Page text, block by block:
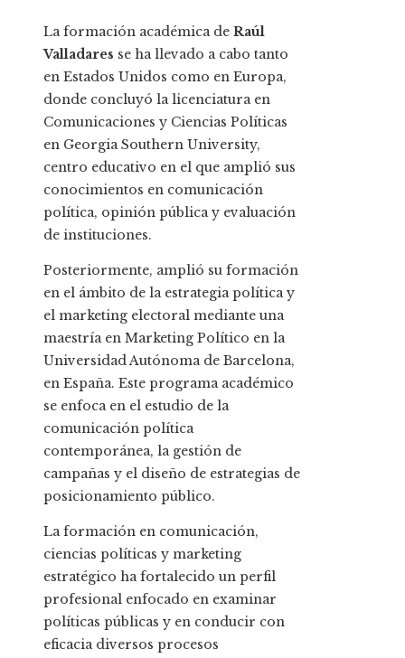
La formación académica de Raúl
Valladares se ha llevado a cabo tanto
en Estados Unidos como en Europa,
donde concluyó la licenciatura en
Comunicaciones y Ciencias Políticas
en Georgia Southern University,
centro educativo en el que amplió sus
conocimientos en comunicación
política, opinión pública y evaluación
de instituciones.
Posteriormente, amplió su formación
en el ámbito de la estrategia política y
el marketing electoral mediante una
maestría en Marketing Político en la
Universidad Autónoma de Barcelona,
en España. Este programa académico
se enfoca en el estudio de la
comunicación política
contemporánea, la gestión de
campañas y el diseño de estrategias de
posicionamiento público.
La formación en comunicación,
ciencias políticas y marketing
estratégico ha fortalecido un perfil
profesional enfocado en examinar
políticas públicas y en conducir con
eficacia diversos procesos